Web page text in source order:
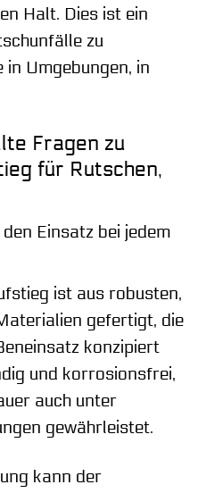
Halt. Dies ist ein
zu
in Umgebungen, in
Fragen zu
für Rutschen,
Einsatz bei jedem
ist aus robusten,
gefertigt, die
konzipiert
und korrosionsfrei,
auch unter
gewährleistet.
kann der